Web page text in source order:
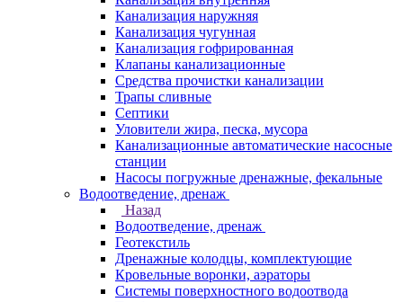
Канализация наружняя
Канализация чугунная
Канализация гофрированная
Клапаны канализационные
Средства прочистки канализации
Трапы сливные
Септики
Уловители жира, песка, мусора
Канализационные автоматические насосные
станции
Насосы погружные дренажные, фекальные
Водоотведение, дренаж
Назад
Водоотведение, дренаж
Геотекстиль
Дренажные колодцы, комплектующие
Кровельные воронки, аэраторы
Системы поверхностного водоотвода